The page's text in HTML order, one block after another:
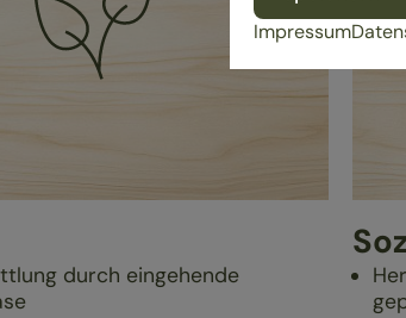
durch eingehende
Impressum